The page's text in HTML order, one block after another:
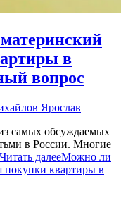
в
вопрос
Ярослав
самых обсуждаемых
в России. Многие
Читать далееМожно ли
покупки квартиры в